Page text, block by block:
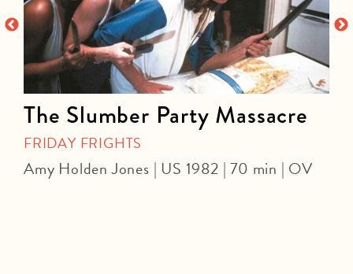
The Slumber Party Massacre
FRIDAY FRIGHTS
Amy Holden Jones | US 1982 | 70 min | OV